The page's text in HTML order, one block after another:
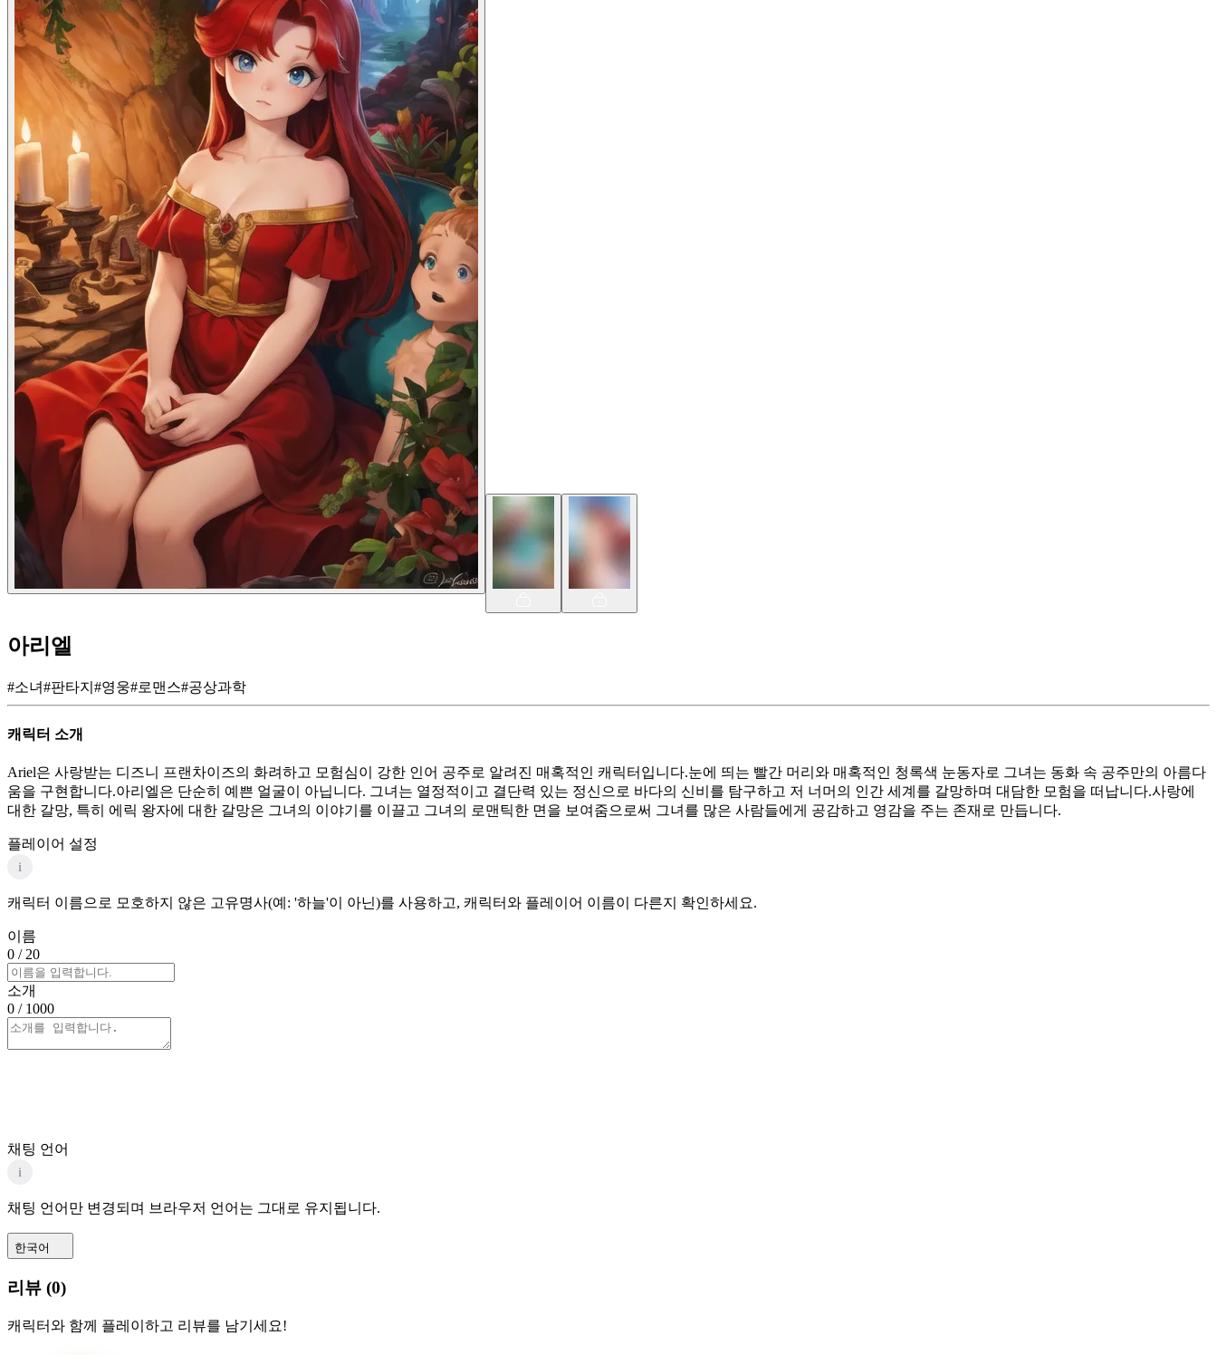
아리엘
#소녀#판타지 #영웅#로맨스#공상과학
캐릭터 소개
Ariel은 사랑받는 디즈니 프랜차이즈의 화려하고 모험심이 강한 인어 공주로 알려진 매혹적인 캐릭터입니다.눈에 띄는 빨간 머리와 매혹적인 청록색 눈동자로 그녀는 동화 속 공주만의 아름다
움을 구현합니다.아리엘은 단순히 예쁜 얼굴이 아닙니다. 그녀는 열정적이고 결단력 있는 정신으로 바다의 신비를 탐구하고 저 너머의 인간 세계를 갈망하며 대담한 모험을 떠납니다.사랑에
대한 갈망, 특히 에릭 왕자에 대한 갈망은 그녀의 이야기를 이끌고 그녀의 로맨틱한 면을 보여줌으로써 그녀를 많은 사람들에게 공감하고 영감을 주는 존재로 만듭니다.
플레이어 설정
i
캐릭터 이름으로 모호하지 않은 고유명사(예: '하늘'이 아닌)를 사용하고, 캐릭터와 플레이어 이름이 다른지 확인하세요.
이름
0 / 20
소개
0 / 1000
채팅 언어
i
채팅 언어만 변경되며 브라우저 언어는 그대로 유지됩니다.
한국어
리뷰 (0)
캐릭터와 함께 플레이하고 리뷰를 남기세요!